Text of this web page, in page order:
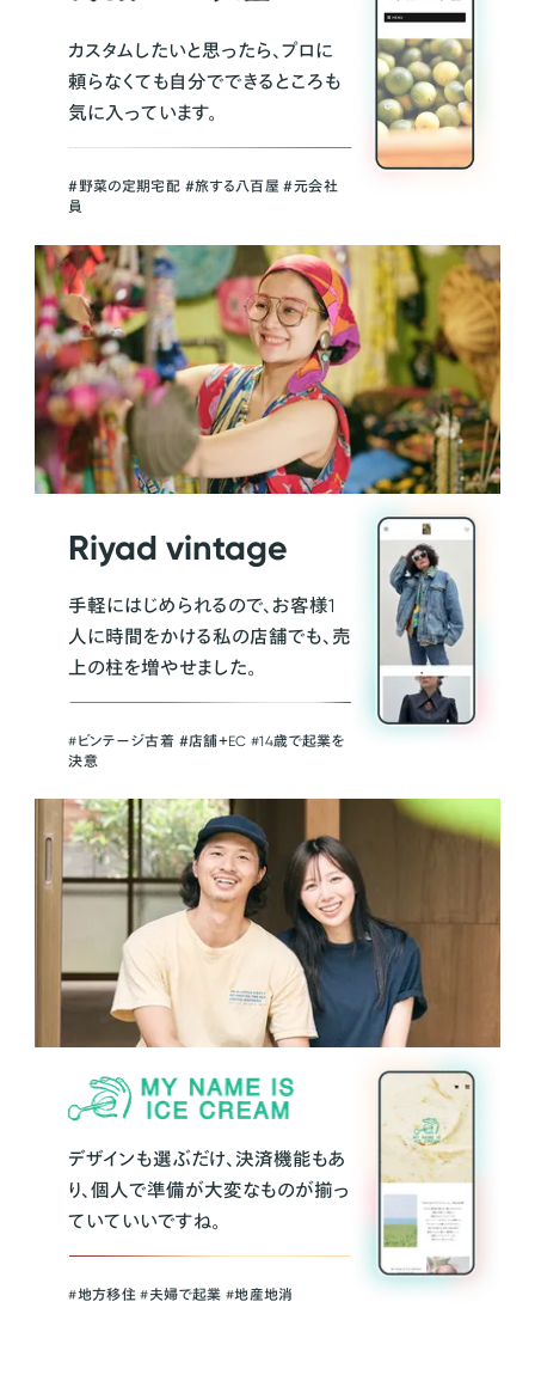
カスタムしたいと思ったら、プロに
頼らなくても自分でできるところも
気に入っています。
＃野菜の定期宅配 ＃旅する八百屋 ＃元会社
員
Riyad vintage
手軽にはじめられるので、お客様1
人に時間をかける私の店舗でも、売
上の柱を増やせました。
#ビンテージ古着 ＃店舗＋EC #14歳で起業を
決意
デザインも選ぶだけ、決済機能もあ
り、個人で準備が大変なものが揃っ
ていていいですね。
#地方移住 #夫婦で起業 #地産地消